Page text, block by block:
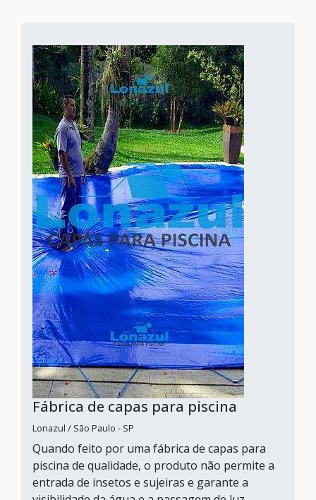
Fábrica de capas para piscina
Lonazul / São Paulo - SP
Quando feito por uma fábrica de capas para
piscina de qualidade, o produto não permite a
entrada de insetos e sujeiras e garante a